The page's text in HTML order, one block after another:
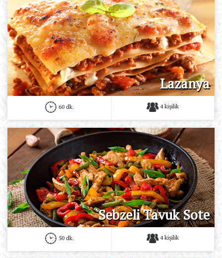
Lazanya
60 dk. 4 kişilik
Sebzeli Tavuk Sote
50 dk. 4 kişilik